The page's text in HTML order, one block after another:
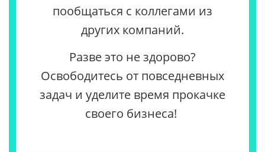
пообщаться с коллегами из
других компаний.
Разве это не здорово?
Освободитесь от повседневных
задач и уделите время прокачке
своего бизнеса!